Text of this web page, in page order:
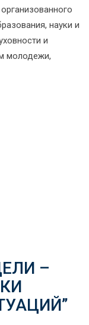
науки и
и
молодежи,
–